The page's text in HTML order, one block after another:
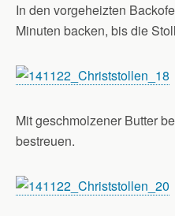
In den vorgeheizten
Minuten backen, bis die
Mit geschmolzener Butter
bestreuen.